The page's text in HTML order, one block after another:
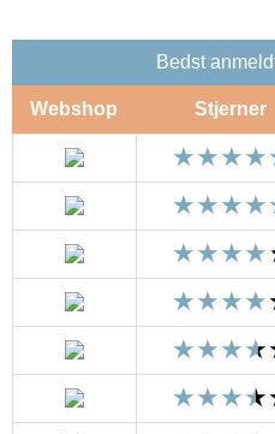
Bedst
Webshop Stjerner